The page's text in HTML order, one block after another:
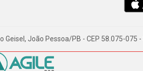
João Pessoa/PB - CEP 58.075-075